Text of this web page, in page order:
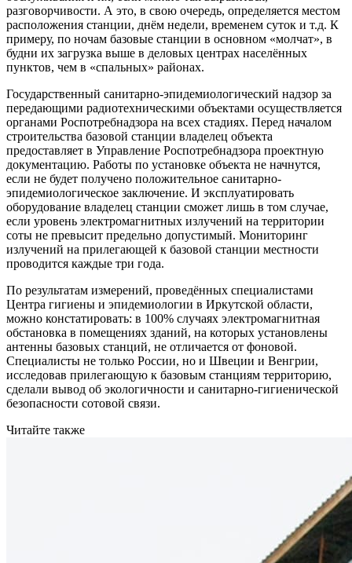
разговорчивости. А это, в свою очередь, определяется местом
расположения станции, днём недели, временем суток и т.д. К
примеру, по ночам базовые станции в основном «молчат», в
будни их загрузка выше в деловых центрах населённых
пунктов, чем в «спальных» районах.
Государственный санитарно-эпидемиологический надзор за
передающими радиотехническими объектами осуществляется
органами Роспотребнадзора на всех стадиях. Перед началом
строительства базовой станции владелец объекта
предоставляет в Управление Роспотребнадзора проектную
документацию. Работы по установке объекта не начнутся,
если не будет получено положительное санитарно-
эпидемиологическое заключение. И эксплуатировать
оборудование владелец станции сможет лишь в том случае,
если уровень электромагнитных излучений на территории
соты не превысит предельно допустимый. Мониторинг
излучений на прилегающей к базовой станции местности
проводится каждые три года.
По результатам измерений, проведённых специалистами
Центра гигиены и эпидемиологии в Иркутской области,
можно констатировать: в 100% случаях электромагнитная
обстановка в помещениях зданий, на которых установлены
антенны базовых станций, не отличается от фоновой.
Специалисты не только России, но и Швеции и Венгрии,
исследовав прилегающую к базовым станциям территорию,
сделали вывод об экологичности и санитарно-гигиенической
безопасности сотовой связи.
Читайте также